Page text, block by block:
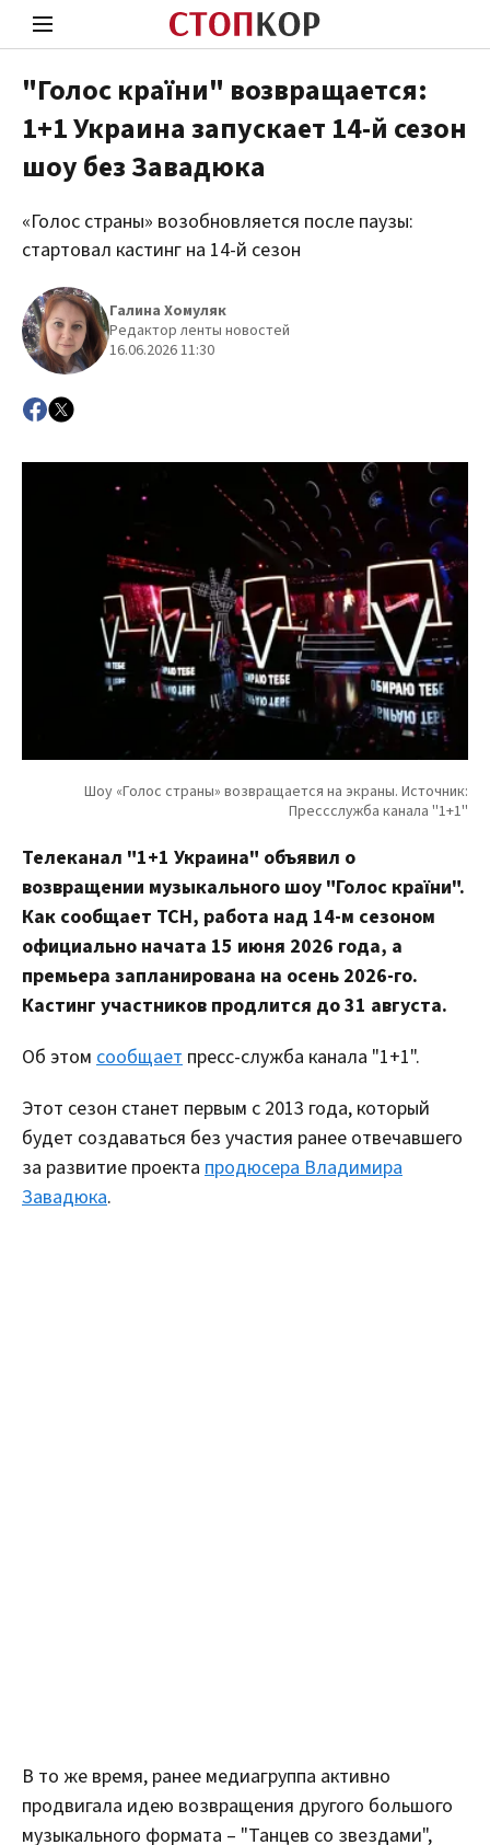
Стоп Политической Коррупции
Политика
"Голос країни" возвращается:
1+1 Украина запускает 14-й сезон
шоу без Завадюка
«Голос страны» возобновляется после паузы:
стартовал кастинг на 14-й сезон
Галина Хомуляк
Редактор ленты новостей
16.06.2026 11:30
Телеканал "1+1 Украина" объявил о
возвращении музыкального шоу "Голос країни".
Как сообщает ТСН, работа над 14-м сезоном
официально начата 15 июня 2026 года, а
премьера запланирована на осень 2026-го.
Кастинг участников продлится до 31 августа.
Об этом сообщает пресс-служба канала "1+1".
Этот сезон станет первым с 2013 года, который
будет создаваться без участия ранее отвечавшего
за развитие проекта продюсера Владимира
Завадюка.
В то же время, ранее медиагруппа активно
продвигала идею возвращения другого большого
музыкального формата – "Танцев со звездами",